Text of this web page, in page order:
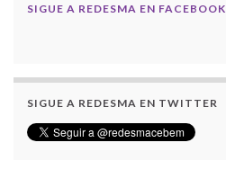
SIGUE A REDESMA EN FACEBOOK
SIGUE A REDESMA EN TWITTER